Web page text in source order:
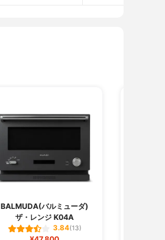
BALMUDA(バルミューダ)
ザ・レンジ K04A
3.84(13)